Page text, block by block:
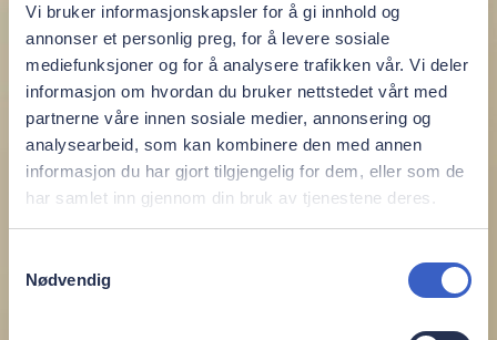
Vi bruker informasjonskapsler for å gi innhold og
annonser et personlig preg, for å levere sosiale
mediefunksjoner og for å analysere trafikken vår. Vi deler
informasjon om hvordan du bruker nettstedet vårt med
partnerne våre innen sosiale medier, annonsering og
analysearbeid, som kan kombinere den med annen
informasjon du har gjort tilgjengelig for dem, eller som de
har samlet inn gjennom din bruk av tjenestene deres.
Nødvendig